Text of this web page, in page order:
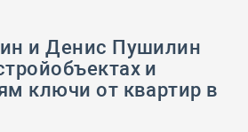
и Денис Пушилин
и
ключи от квартир в